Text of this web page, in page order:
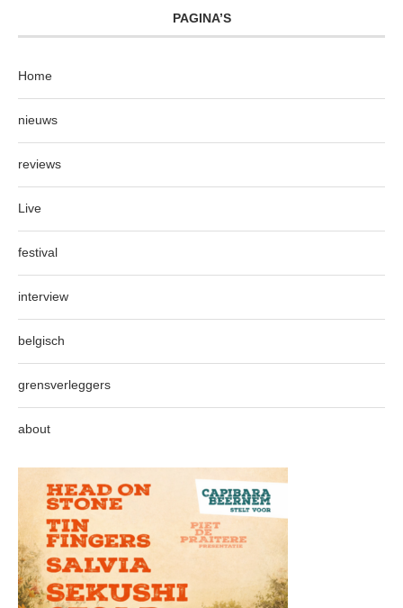
PAGINA’S
Home
nieuws
reviews
Live
festival
interview
belgisch
grensverleggers
about